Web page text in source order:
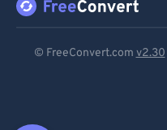
© FreeConvert.com v2.30